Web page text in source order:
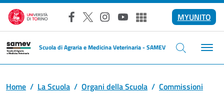
Salta al contenuto principale
Facebook
X Instagram
YouTubeAltri social
MYUNITO
Scuola di Agraria e Medicina Veterinaria - SAMEV
Home La Scuola Organi della Scuola Commissioni